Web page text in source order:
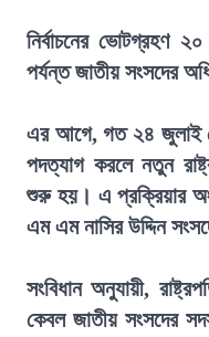
নির্বাচনের ভোটগ্রহণ
পর্যন্ত জাতীয় সংসদের
এর আগে, গত ২৪ জুলাই
পদত্যাগ করলে নতুন
শুরু হয়। এ প্রক্রিয়ার
এম এম নাসির উদ্দিন
সংবিধান অনুযায়ী,
কেবল জাতীয় সংসদের